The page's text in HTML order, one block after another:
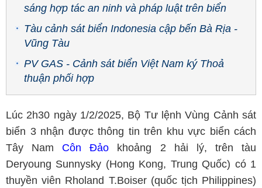
sáng hợp tác an ninh và pháp luật trên biển
Tàu cảnh sát biển Indonesia cập bến Bà Rịa -
Vũng Tàu
PV GAS - Cảnh sát biển Việt Nam ký Thoả
thuận phối hợp
Lúc 2h30 ngày 1/2/2025, Bộ Tư lệnh Vùng Cảnh sát
biển 3 nhận được thông tin trên khu vực biển cách
Tây Nam Côn Đảo khoảng 2 hải lý, trên tàu
Deryoung Sunnysky (Hong Kong, Trung Quốc) có 1
thuyền viên Rholand T.Boiser (quốc tịch Philippines)